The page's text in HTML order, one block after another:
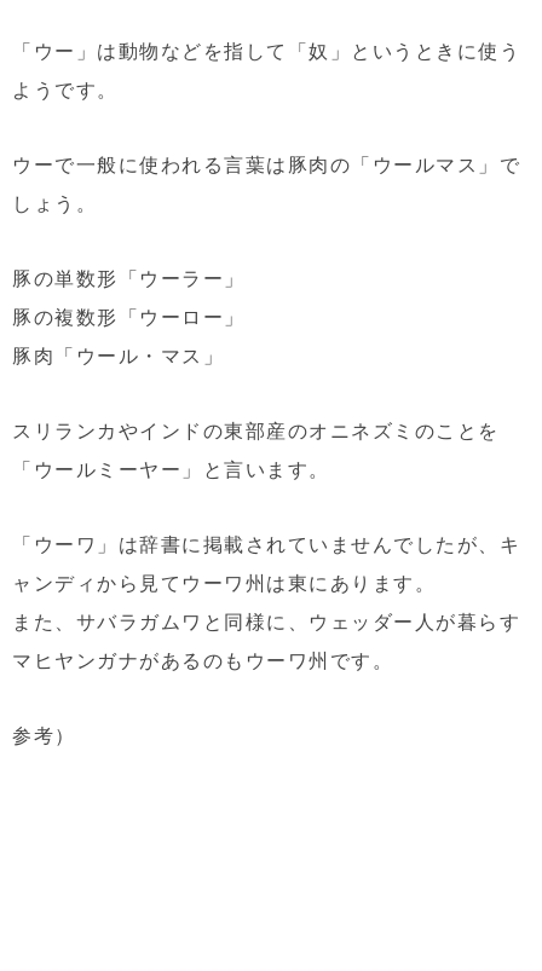
「ウー」は動物などを指して「奴」というときに使う
ようです。
ウーで一般に使われる言葉は豚肉の「ウールマス」で
しょう。
豚の単数形「ウーラー」
豚の複数形「ウーロー」
豚肉「ウール・マス」
スリランカやインドの東部産のオニネズミのことを
「ウールミーヤー」と言います。
「ウーワ」は辞書に掲載されていませんでしたが、キ
ャンディから見てウーワ州は東にあります。
また、サバラガムワと同様に、ウェッダー人が暮らす
マヒヤンガナがあるのもウーワ州です。
参考）